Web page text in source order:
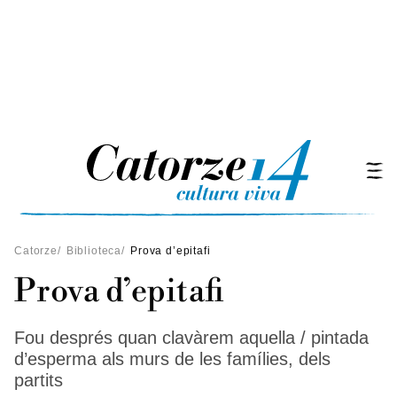
Catorze/ Biblioteca/ Prova d’epitafi
Prova d’epitafi
Fou després quan clavàrem aquella / pintada
d’esperma als murs de les famílies, dels
partits